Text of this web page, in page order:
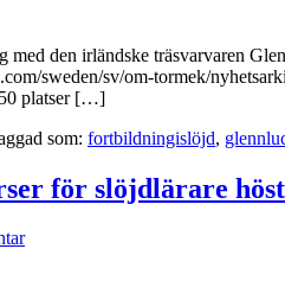
med den irländske träsvarvaren
sweden/sv/om-tormek/
platser […]
som: fortbildningislöjd,
för slöjdlärare